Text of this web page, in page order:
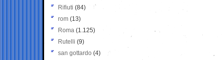
Rifiuti (84)
rom (13)
Roma (1.125)
Rutelli (9)
san gottardo (4)